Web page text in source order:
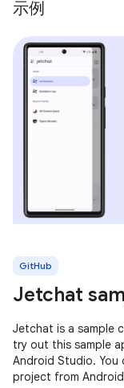
示例
GitHub
Jetchat
Jetchat is a sample
try out this sample
Android Studio.
project from